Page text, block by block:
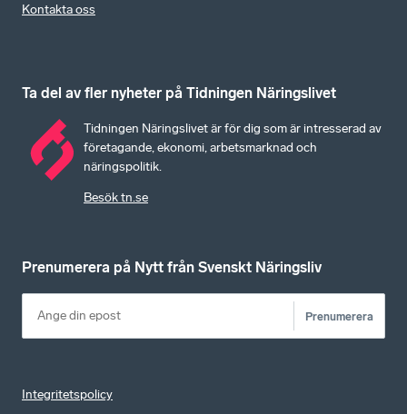
Kontakta oss
Ta del av fler nyheter på Tidningen Näringslivet
Tidningen Näringslivet är för dig som är intresserad av
företagande, ekonomi, arbetsmarknad och
näringspolitik.
Besök tn.se
Prenumerera på Nytt från Svenskt Näringsliv
Prenumerera
Integritetspolicy